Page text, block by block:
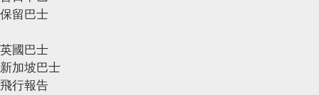
保留巴士
英國巴士
新加坡巴士
飛行報告